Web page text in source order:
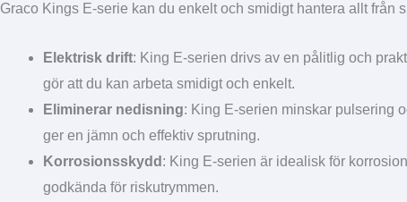
Graco Kings E-serie kan du enkelt och smidigt hantera allt från
Elektrisk drift: King E-serien drivs av en pålitlig och
gör att du kan arbeta smidigt och enkelt.
Eliminerar nedisning: King E-serien minskar pulsering
ger en jämn och effektiv sprutning.
Korrosionsskydd : King E-serien är idealisk för
godkända för riskutrymmen.